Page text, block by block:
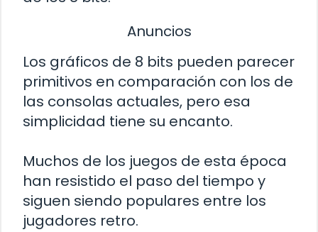
Anuncios
Los gráficos de 8 bits pueden parecer
primitivos en comparación con los de
las consolas actuales, pero esa
simplicidad tiene su encanto.
Muchos de los juegos de esta época
han resistido el paso del tiempo y
siguen siendo populares entre los
jugadores retro.